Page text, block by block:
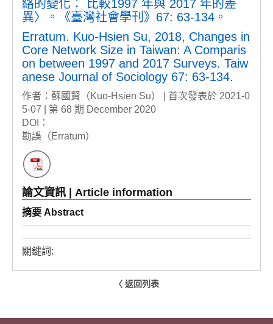
絡的變化： 比較1997 年與 2017 年的差
異〉。《臺灣社會學刊》67: 63-134。
Erratum. Kuo-Hsien Su, 2018, Changes in
Core Network Size in Taiwan: A Comparis
on between 1997 and 2017 Surveys. Taiw
anese Journal of Sociology 67: 63-134.
作者：蘇國賢（Kuo-Hsien Su） | 首次發表於 2021-0
5-07 | 第 68 期 December 2020
DOI：
勘誤（Erratum）
論文資訊 | Article information
摘要 Abstract
關鍵詞:
〈 返回列表